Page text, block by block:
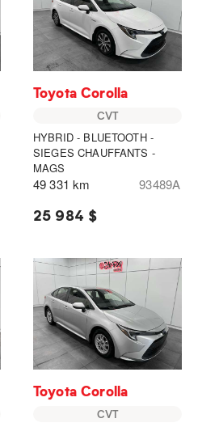
Toyota Corolla
CVT
HYBRID - BLUETOOTH -
SIEGES CHAUFFANTS -
MAGS
49 331 km 93489A
25 984 $
Toyota Corolla
CVT